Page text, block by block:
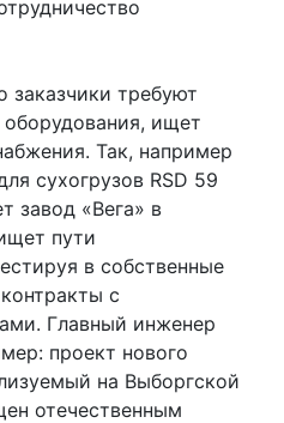
заказчики требуют
ищет
Так, например
сухогрузов RSD 59
завод «Вега» в
пути
в собственные
с
Главный инженер
проект нового
на Выборгской
отечественным